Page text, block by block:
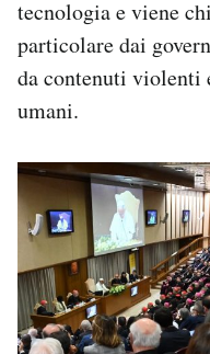
tecnologia e viene
particolare dai
da contenuti violenti
umani.